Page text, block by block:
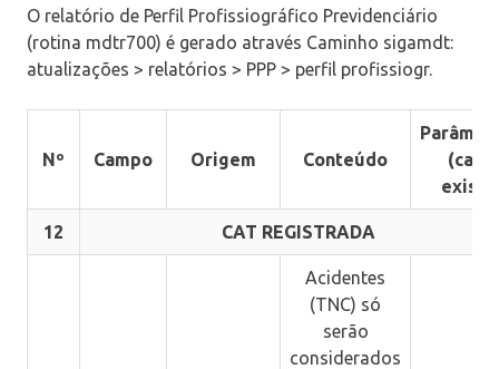
O relatório de Perfil Profissiográfico Previdenciário
(rotina mdtr700) é gerado através Caminho sigamdt:
atualizações > relatórios > PPP > perfil profissiogr.
Nº Campo Origem Conteúdo
(caso
12 CAT REGISTRADA
Acidentes
(TNC) só
serão
considerados